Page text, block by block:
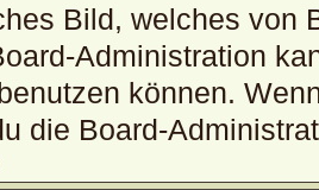
Bild, welches von
Administration
können.
die Board-